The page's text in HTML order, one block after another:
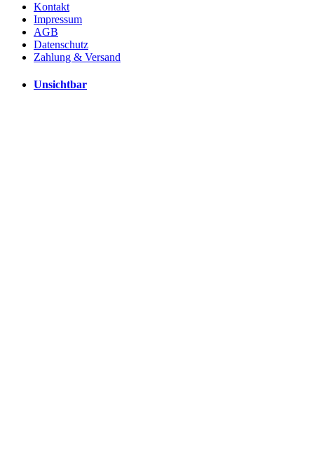
Kontakt
Impressum
AGB
Datenschutz
Zahlung & Versand
Unsichtbar